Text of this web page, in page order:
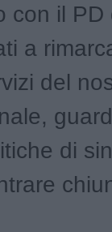
con il PD
a
del
di